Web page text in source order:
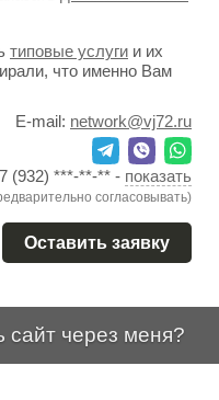
типовые услуги и их
что именно Вам
E-mail: network@vj72.ru
(932) ***-**-** - показать
согласовывать)
Оставить заявку
сайт через меня?